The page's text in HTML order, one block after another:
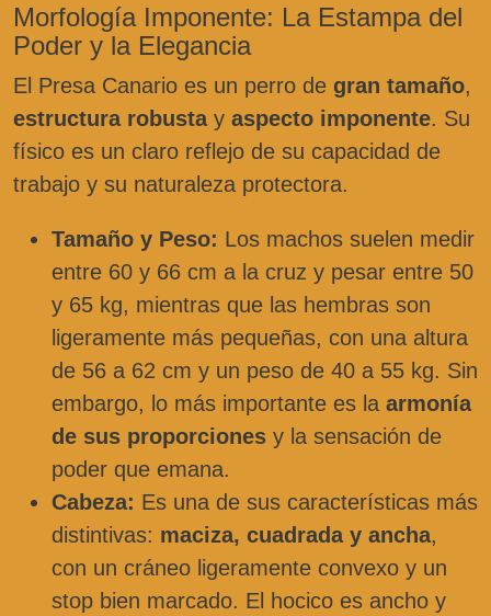
Morfología Imponente: La Estampa del
Poder y la Elegancia
El Presa Canario es un perro de gran tamaño,
estructura robustay aspecto imponente. Su
físico es un claro reflejo de su capacidad de
trabajo y su naturaleza protectora.
Tamaño y Peso: Los machos suelen medir
entre 60 y 66 cm a la cruz y pesar entre 50
y 65 kg, mientras que las hembras son
ligeramente más pequeñas, con una altura
de 56 a 62 cm y un peso de 40 a 55 kg. Sin
embargo, lo más importante es la armonía
de sus proporciones y la sensación de
poder que emana.
Cabeza: Es una de sus características más
distintivas: maciza, cuadrada y ancha,
con un cráneo ligeramente convexo y un
stop bien marcado. El hocico es ancho y